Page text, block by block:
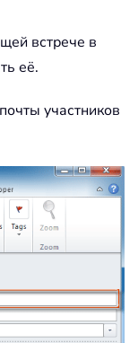
встрече в
её.
участников